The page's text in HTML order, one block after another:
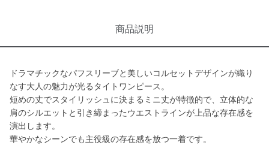
商品説明
ドラマチックなパフスリーブと美しいコルセットデザインが織り
なす大人の魅力が光るタイトワンピース。
短めの丈でスタイリッシュに決まるミニ丈が特徴的で、立体的な
肩のシルエットと引き締まったウエストラインが上品な存在感を
演出します。
華やかなシーンでも主役級の存在感を放つ一着です。